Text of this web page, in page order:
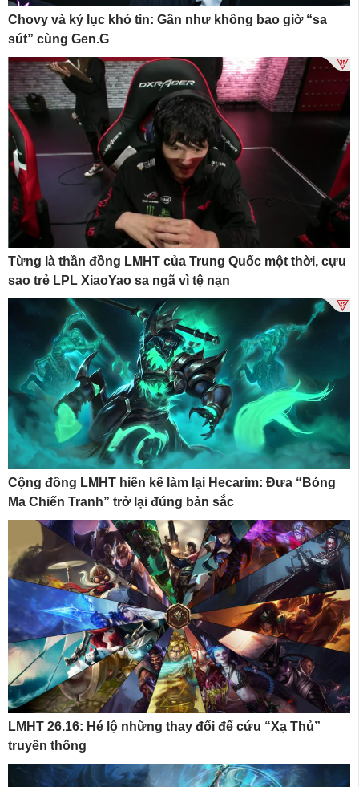
Chovy và kỷ lục khó tin: Gần như không bao giờ “sa
sút” cùng Gen.G
Từng là thần đồng LMHT của Trung Quốc một thời, cựu
sao trẻ LPL XiaoYao sa ngã vì tệ nạn
Cộng đồng LMHT hiến kế làm lại Hecarim: Đưa “Bóng
Ma Chiến Tranh” trở lại đúng bản sắc
LMHT 26.16: Hé lộ những thay đổi để cứu “Xạ Thủ”
truyền thống